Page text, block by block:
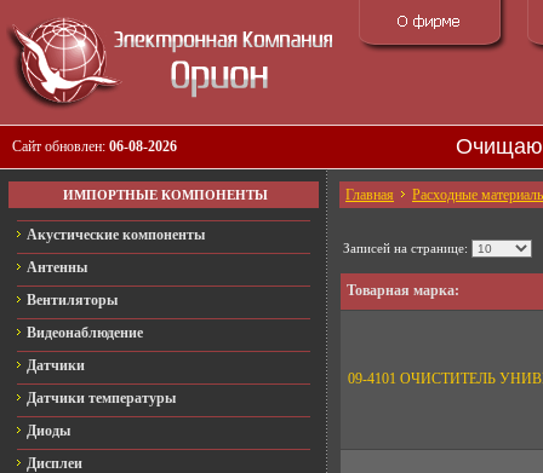
Сайт обновлен: 06-08-2026
ИМПОРТНЫЕ КОМПОНЕНТЫ
Акустические компоненты
Антенны
Вентиляторы
Видеонаблюдение
Датчики
Датчики температуры
Диоды
Дисплеи
Главная Расходные
Записей на странице:
Товарная марка:
09-4101 ОЧИСТИТЕЛЬ